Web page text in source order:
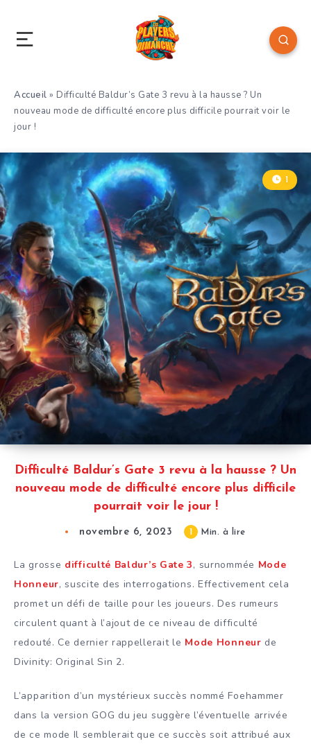
Accueil » Difficulté Baldur’s Gate 3 revu à la hausse ? Un
nouveau mode de difficulté encore plus difficile pourrait voir le
jour !
Difficulté Baldur’s Gate 3 revu à la hausse ? Un
nouveau mode de difficulté encore plus difficile
pourrait voir le jour !
1
novembre 6, 2023 1 Min. à lire
La grosse difficulté Baldur’s Gate 3, surnommée Mode
Honneur, suscite des interrogations. Effectivement cela
promet un défi de taille pour les joueurs. Des rumeurs
circulent quant à l’ajout de ce niveau de difficulté
redouté. Ce dernier rappellerait le Mode Honneur de
Divinity: Original Sin 2.
L’apparition d’un mystérieux succès nommé Foehammer
dans la version GOG du jeu suggère l’éventuelle arrivée
de ce mode Il semblerait que ce succès soit attribué aux